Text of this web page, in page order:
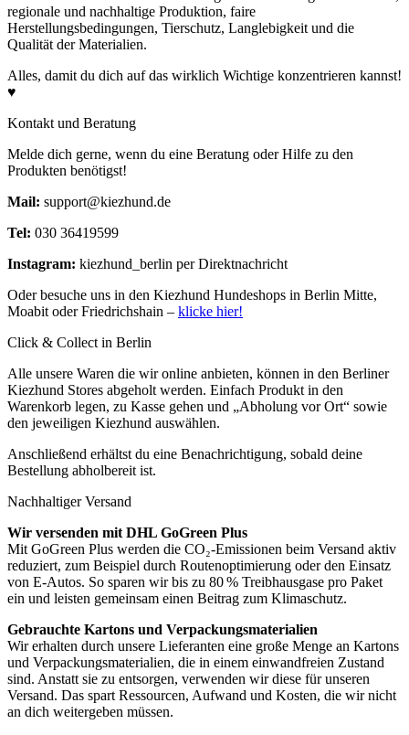
Rohprotein
Rohfett
Rohasche 2,63 %
Rohfaser
Feuchtigkeit
regionale und nachhaltige Produktion, faire
Herstellungsbedingungen, Tierschutz, Langlebigkeit und die
Qualität der Materialien.
Alles, damit du dich auf das wirklich Wichtige konzentrieren kannst!
♥
Kontakt und Beratung
Melde dich gerne, wenn du eine Beratung oder Hilfe zu den
Produkten benötigst!
Mail: support@kiezhund.de
Tel: 030 36419599
Instagram: kiezhund_berlin per Direktnachricht
Oder besuche uns in den Kiezhund Hundeshops in Berlin Mitte,
Moabit oder Friedrichshain – klicke hier!
Click & Collect in Berlin
Alle unsere Waren die wir online anbieten, können in den Berliner
Kiezhund Stores abgeholt werden. Einfach Produkt in den
Warenkorb legen, zu Kasse gehen und „Abholung vor Ort“ sowie
den jeweiligen Kiezhund auswählen.
Anschließend erhältst du eine Benachrichtigung, sobald deine
Bestellung abholbereit ist.
Nachhaltiger Versand
Wir versenden mit DHL GoGreen Plus
Mit GoGreen Plus werden die CO₂-Emissionen beim Versand aktiv
reduziert, zum Beispiel durch Routenoptimierung oder den Einsatz
von E-Autos. So sparen wir bis zu 80 % Treibhausgase pro Paket
ein und leisten gemeinsam einen Beitrag zum Klimaschutz.
Gebrauchte Kartons und Verpackungsmaterialien
Wir erhalten durch unsere Lieferanten eine große Menge an Kartons
und Verpackungsmaterialien, die in einem einwandfreien Zustand
sind. Anstatt sie zu entsorgen, verwenden wir diese für unseren
Versand. Das spart Ressourcen, Aufwand und Kosten, die wir nicht
an dich weitergeben müssen.